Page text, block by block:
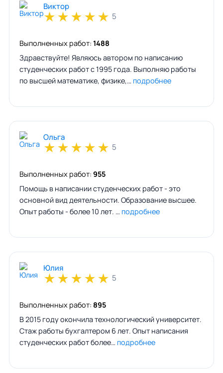
Виктор
★★★★★ 5
Выполненных работ: 1488
Здравствуйте! Являюсь автором по написанию
студенческих работ с 1995 года. Выполняю работы
по высшей математике, физике,… подробнее
Ольга
★★★★★ 5
Выполненных работ: 955
Помощь в написании студенческих работ - это
основной вид деятельности. Образование высшее.
Опыт работы - более 10 лет. … подробнее
Юлия
★★★★★ 5
Выполненных работ: 895
В 2015 году окончила технологический университет.
Стаж работы бухгалтером 6 лет. Опыт написания
студенческих работ более… подробнее